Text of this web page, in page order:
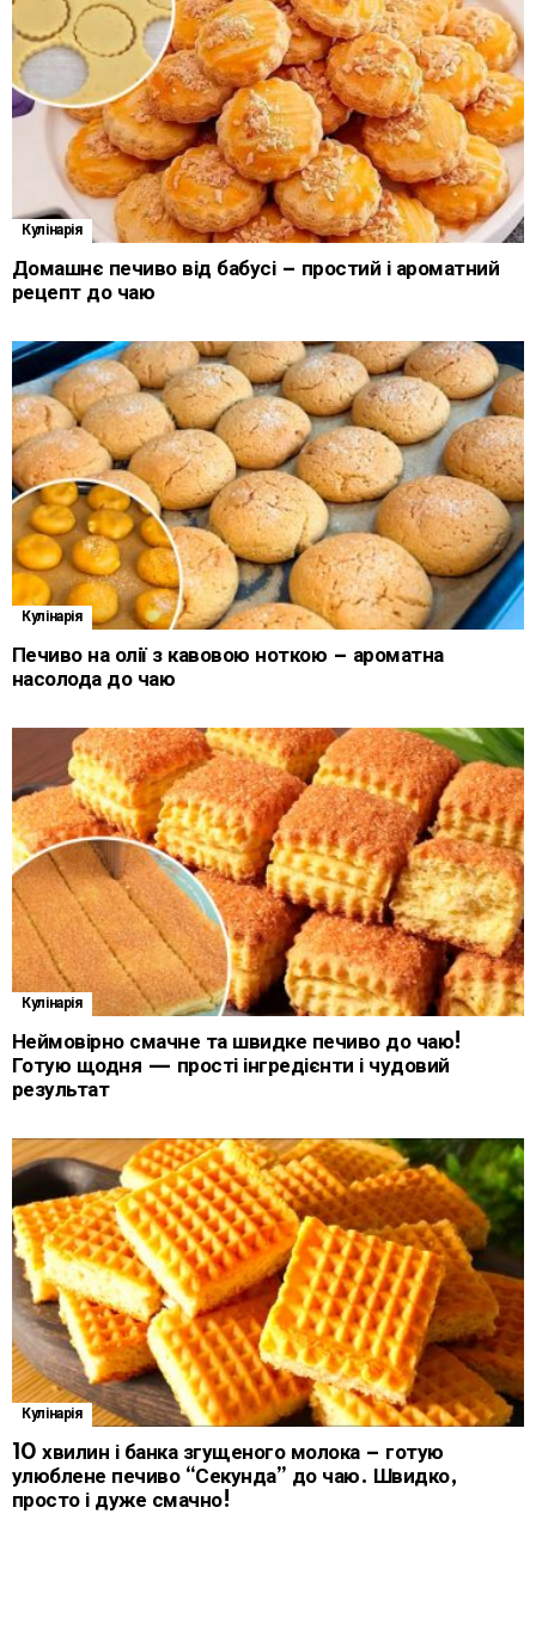
Кулінарія
Домашнє печиво від бабусі – простий і ароматний
рецепт до чаю
Кулінарія
Печиво на олії з кавовою ноткою – ароматна
насолода до чаю
Кулінарія
Неймовірно смачне та швидке печиво до чаю!
Готую щодня — прості інгредієнти і чудовий
результат
Кулінарія
10 хвилин і банка згущеного молока – готую
улюблене печиво “Секунда” до чаю. Швидко,
просто і дуже смачно!